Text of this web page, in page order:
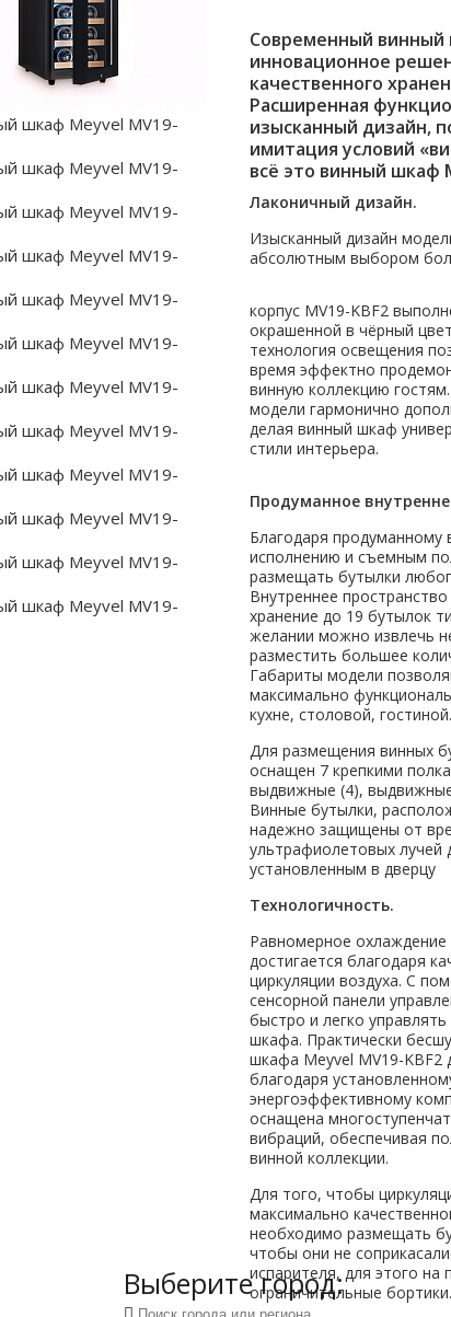
Современный винный
инновационное
качественного
Расширенная
изысканный дизайн,
имитация условий
всё это винный шкаф
Лаконичный дизайн.
Изысканный дизайн
абсолютным выбором
корпус MV19-KBF2
окрашенной в чёрный
технология освещения
время эффектно
винную коллекцию
модели гармонично
делая винный шкаф
стили интерьера.
Продуманное
Благодаря продуманному
исполнению и съемным
размещать бутылки
Внутреннее
хранение до 19 бутылок
желании можно извлечь
разместить большее
Габариты модели
максимально
кухне, столовой, гостиной.
Для размещения винных
оснащен 7 крепкими
выдвижные (4),
Винные бутылки,
надежно защищены от
ультрафиолетовых лучей
установленным в дверцу
Технологичность.
Равномерное
достигается благодаря
циркуляции воздуха. С
сенсорной панели
быстро и легко
шкафа. Практически
шкафа Meyvel MV19-KBF2
благодаря
энергоэффективному
оснащена
вибраций, обеспечивая
винной коллекции.
Для того, чтобы
максимально
необходимо размещать
чтобы они не
испарителя, для этого на
ограничительные бортики.
Выберите город: